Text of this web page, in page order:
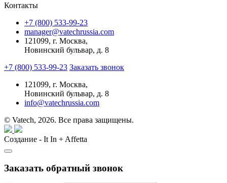
Контакты
+7 (800) 533-99-23
manager@vatechrussia.com
121099, г. Москва,
Новинский бульвар, д. 8
+7 (800) 533-99-23 Заказать звонок
121099, г. Москва,
Новинский бульвар, д. 8
info@vatechrussia.com
© Vatech, 2026. Все права защищены.
Создание - It In + Affetta
Заказать обратный звонок